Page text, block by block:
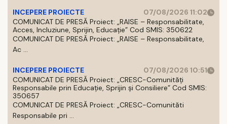
INCEPERE PROIECTE
07/08/2026 11:02
COMUNICAT DE PRESĂ Proiect: „RAISE – Responsabilitate,
Acces, Incluziune, Sprijin, Educație” Cod SMIS: 350622
COMUNICAT DE PRESĂ Proiect: „RAISE – Responsabilitate,
Ac ...
INCEPERE PROIECTE
07/08/2026 10:51
COMUNICAT DE PRESĂ Proiect: „CRESC-Comunități
Responsabile prin Educație, Sprijin și Consiliere” Cod SMIS:
350657
COMUNICAT DE PRESĂ Proiect: „CRESC-Comunităti
Responsabile pri ...